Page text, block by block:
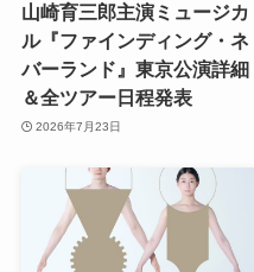
山崎育三郎主演ミュージカ
ル『ファインディング・ネ
バーランド』東京公演詳細
＆全ツアー日程発表
2026年7月23日